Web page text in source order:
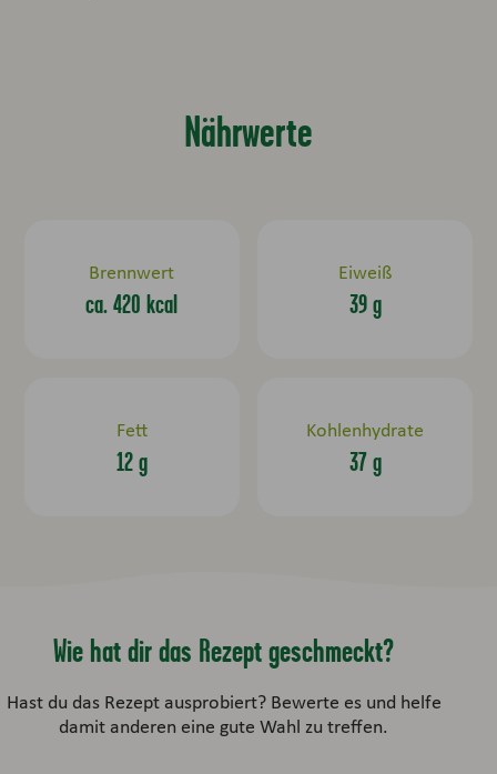
Nährwerte
Brennwert
ca. 420 kcal
Eiweiß
39 g
Fett
12 g
Kohlenhydrate
37 g
Wie hat dir das Rezept geschmeckt?
Hast du das Rezept ausprobiert? Bewerte es und helfe
damit anderen eine gute Wahl zu treffen.